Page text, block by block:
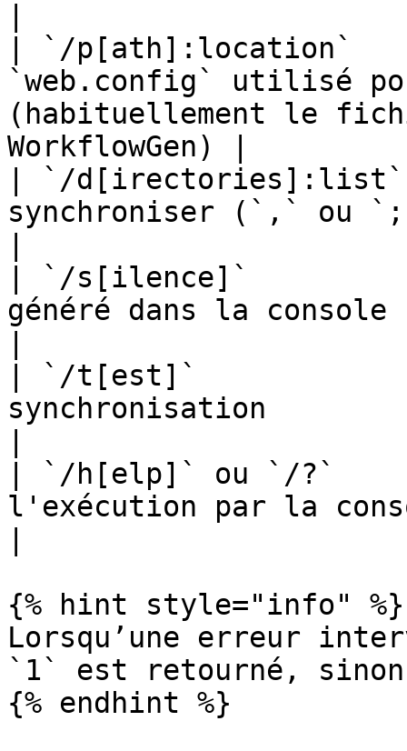
| `/p[ath]:location`
`web.config` utilisé
(habituellement le
WorkflowGen) |
| `/d[irectories]:list`
synchroniser (`,` ou `;`
| `/s[ilence]`          |
généré dans la console
| `/t[est]`             |
synchronisation
| `/h[elp]` ou `/?`
l'exécution par la
{% hint style="info" %}
Lorsqu’une erreur
`1` est retourné,
{% endhint %}